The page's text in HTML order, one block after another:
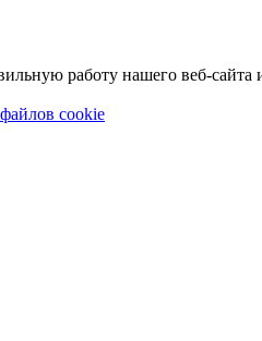
работу нашего веб-сайта
cookie